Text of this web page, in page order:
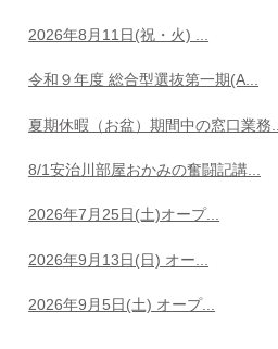
2026年8月11日(祝・火) ...
令和９年度 総合型選抜第一期(A...
夏期休暇（お盆）期間中の窓口業務...
8/1安治川部屋おかみの奮闘記講...
2026年7月25日(土)オープ...
2026年9月13日(日) オー...
2026年9月5日(土) オープ...